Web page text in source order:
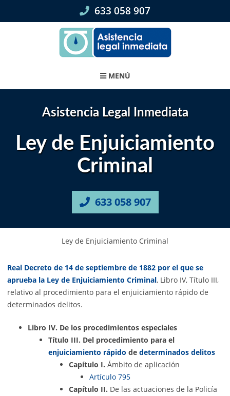
633 058 907
MENÚ
Asistencia Legal Inmediata
Ley de Enjuiciamiento
Criminal
633 058 907
Ley de Enjuiciamiento Criminal
Real Decreto de 14 de septiembre de 1882 por el que se
aprueba la Ley de Enjuiciamiento Criminal, Libro IV, Título III,
relativo al procedimiento para el enjuiciamiento rápido de
determinados delitos.
Libro IV. De los procedimientos especiales
Título III. Del procedimiento para el
enjuiciamiento rápido de determinados delitos
Capítulo I. Ámbito de aplicación
Artículo 795
Capítulo II. De las actuaciones de la Policía